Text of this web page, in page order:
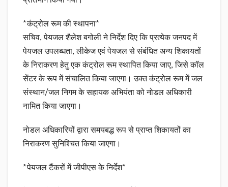
*कंट्रोल रूम की स्थापना*
सचिव, पेयजल शैलेश बगोली ने निर्देश दिए कि प्रत्येक जनपद में
पेयजल उपलब्धता, लीकेज एवं पेयजल से संबंधित अन्य शिकायतों
के निराकरण हेतु एक कंट्रोल रूम स्थापित किया जाए, जिसे कॉल
सेंटर के रूप में संचालित किया जाएगा। उक्त कंट्रोल रूम में जल
संस्थान/जल निगम के सहायक अभियंता को नोडल अधिकारी
नामित किया जाएगा।
नोडल अधिकारियों द्वारा समयबद्ध रूप से प्राप्त शिकायतों का
निराकरण सुनिश्चित किया जाएगा।
*पेयजल टैंकरों में जीपीएस के निर्देश*